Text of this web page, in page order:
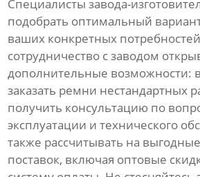
Специалисты завода-
подобрать оптимальный
ваших конкретных
сотрудничество с заводом
дополнительные возможности:
заказать ремни нестандартных
получить консультацию по
эксплуатации и технического
также рассчитывать на
поставок, включая оптовые